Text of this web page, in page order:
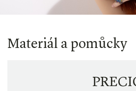
Materiál a pomůcky